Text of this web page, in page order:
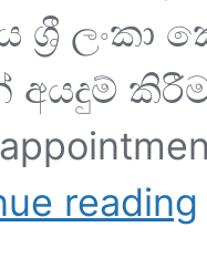
ශ්‍රී ලංකා
reading